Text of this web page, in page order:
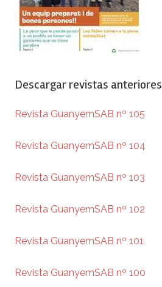
Descargar revistas anteriores
Revista GuanyemSAB nº 105
Revista GuanyemSAB nº 104
Revista GuanyemSAB nº 103
Revista GuanyemSAB nº 102
Revista GuanyemSAB nº 101
Revista GuanyemSAB nº 100